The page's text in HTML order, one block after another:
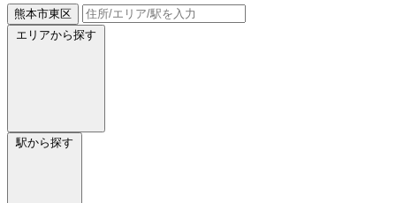
熊本市東区
エリアから探す
駅から探す